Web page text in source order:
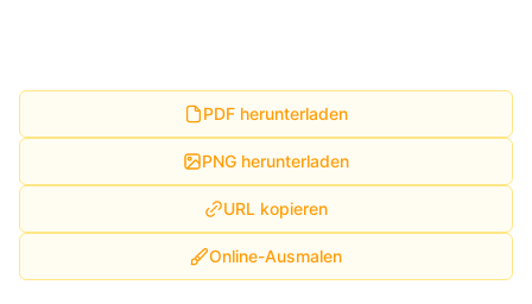
PDF herunterladen
PNG herunterladen
URL kopieren
Online-Ausmalen